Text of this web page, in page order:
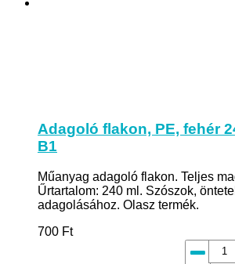
Adagoló flakon, PE, fehér
B1
Műanyag adagoló flakon. Teljes
Űrtartalom: 240 ml. Szószok,
adagolásához. Olasz termék.
700 Ft